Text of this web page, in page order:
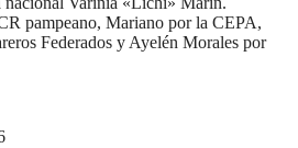
pampeano, Mariano por la CEPA,
Federados y Ayelén Morales por